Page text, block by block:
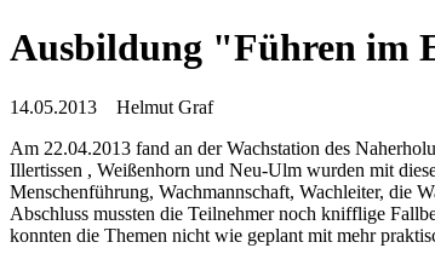
Ausbildung "Führen im
14.05.2013
Helmut Graf
Am 22.04.2013 fand an der Wachstation des
Illertissen , Weißenhorn und Neu-Ulm wurden mit
Menschenführung, Wachmannschaft, Wachleiter, die
Abschluss mussten die Teilnehmer noch knifflige
konnten die Themen nicht wie geplant mit mehr